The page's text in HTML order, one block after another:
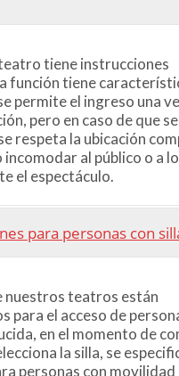
tiene instrucciones
función tiene
permite el ingreso una
pero en caso de que
respeta la ubicación
incomodar al público o a
el espectáculo.
para personas con
nuestros teatros están
para el acceso de
en el momento de
la silla, se
personas con movilidad